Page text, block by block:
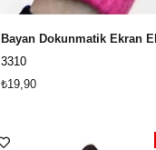
3310
₺19,90